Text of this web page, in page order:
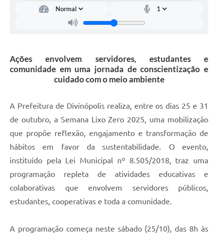
Ações envolvem servidores, estudantes e
comunidade em uma jornada de conscientização e
cuidado com o meio ambiente
A Prefeitura de Divinópolis realiza, entre os dias 25 e 31
de outubro, a Semana Lixo Zero 2025, uma mobilização
que propõe reflexão, engajamento e transformação de
hábitos em favor da sustentabilidade. O evento,
instituído pela Lei Municipal nº 8.505/2018, traz uma
programação repleta de atividades educativas e
colaborativas que envolvem servidores públicos,
estudantes, cooperativas e toda a comunidade.
A programação começa neste sábado (25/10), das 8h às